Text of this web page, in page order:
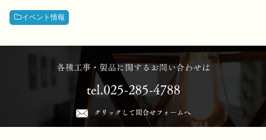
イベント情報